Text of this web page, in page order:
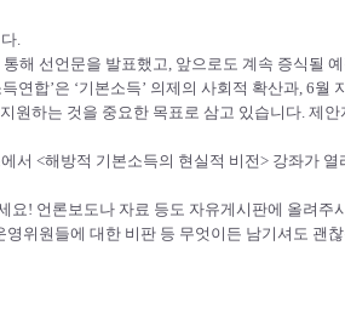
.
해 선언문을 발표했고, 앞으로도 계속 증식될
연합’은 ‘기본소득’ 의제의 사회적 확산과, 6월
원하는 것을 중요한 목표로 삼고 있습니다. 제
서 <해방적 기본소득의 현실적 비전> 강좌가 열
요! 언론보도나 자료 등도 자유게시판에 올려주
위원들에 대한 비판 등 무엇이든 남기셔도 괜